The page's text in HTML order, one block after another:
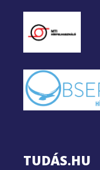
TUDÁS.HU